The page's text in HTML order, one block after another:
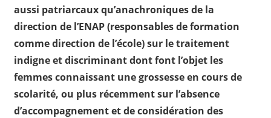
aussi patriarcaux qu’anachroniques de la
direction de l’ENAP (responsables de formation
comme direction de l’école) sur le traitement
indigne et discriminant dont font l’objet les
femmes connaissant une grossesse en cours de
scolarité, ou plus récemment sur l’absence
d’accompagnement et de considération des